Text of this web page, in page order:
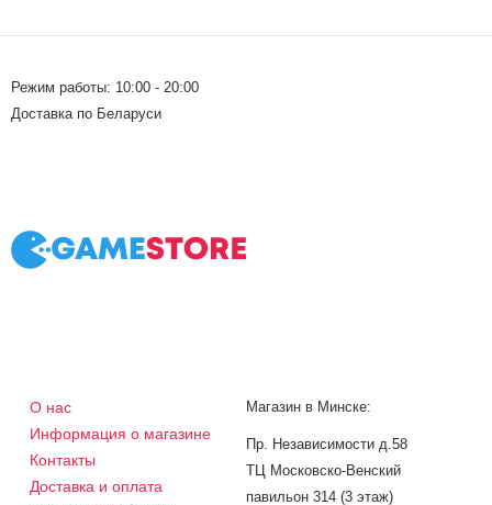
Режим работы: 10:00 - 20:00
Доставка по Беларуси
О нас
Информация о магазине
Контакты
Доставка и оплата
Магазин в Минске:
Пр. Независимости д.58
ТЦ Московско-Венский
павильон 314 (3 этаж)